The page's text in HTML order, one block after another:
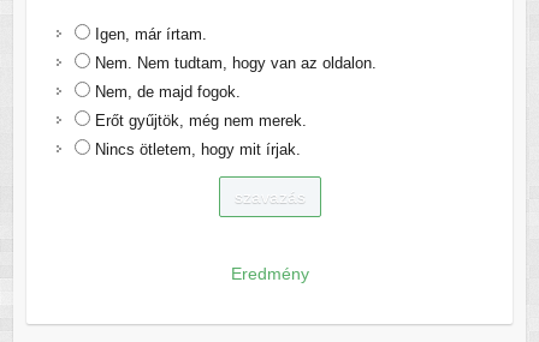
Igen, már írtam.
Nem. Nem tudtam, hogy van az oldalon.
Nem, de majd fogok.
Erőt gyűjtök, még nem merek.
Nincs ötletem, hogy mit írjak.
Eredmény